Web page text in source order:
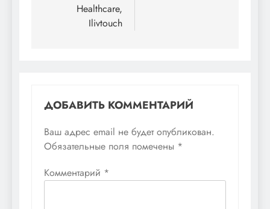
Healthcare,
Ilivtouch
ДОБАВИТЬ КОММЕНТАРИЙ
Ваш адрес email не будет опубликован.
Обязательные поля помечены *
Комментарий *